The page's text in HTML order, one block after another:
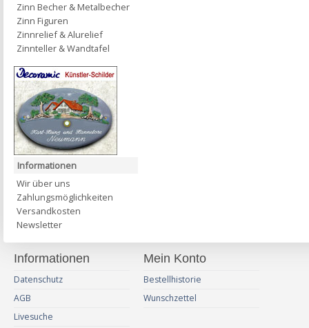
Zinn Becher & Metalbecher
Zinn Figuren
Zinnrelief & Alurelief
Zinnteller & Wandtafel
Informationen
Wir über uns
Zahlungsmöglichkeiten
Versandkosten
Newsletter
Informationen
Datenschutz
AGB
Livesuche
Mein Konto
Bestellhistorie
Wunschzettel